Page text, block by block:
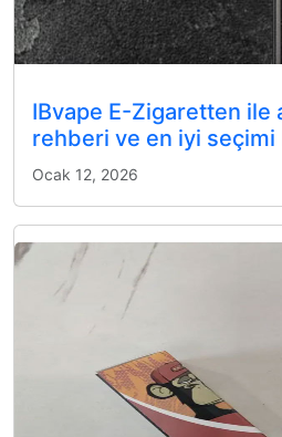
IBvape E-Zigaretten ile
rehberi ve en iyi seçimi
Ocak 12, 2026